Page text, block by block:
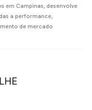
em Campinas, desenvolve
a performance,
de mercado